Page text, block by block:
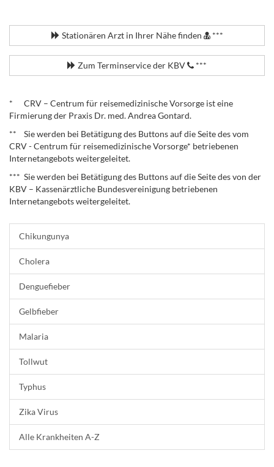
Stationären Arzt in Ihrer Nähe finden ***
Zum Terminservice der KBV ***
* CRV – Centrum für reisemedizinische Vorsorge ist eine
Firmierung der Praxis Dr. med. Andrea Gontard.
** Sie werden bei Betätigung des Buttons auf die Seite des vom
CRV - Centrum für reisemedizinische Vorsorge* betriebenen
Internetangebots weitergeleitet.
*** Sie werden bei Betätigung des Buttons auf die Seite des von der
KBV – Kassenärztliche Bundesvereinigung betriebenen
Internetangebots weitergeleitet.
Chikungunya
Cholera
Denguefieber
Gelbfieber
Malaria
Tollwut
Typhus
Zika Virus
Alle Krankheiten A-Z